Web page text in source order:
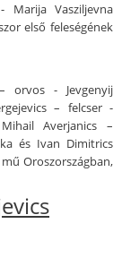
Marija Vasziljevna
első feleségének
orvos - Jevgenyij
– felcser -
Averjanics –
és Ivan Dimitrics
Oroszországban,